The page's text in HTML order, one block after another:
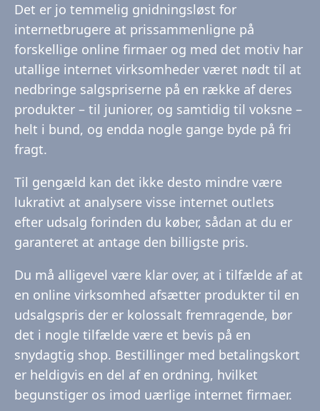
Det er jo temmelig gnidningsløst for
internetbrugere at prissammenligne på
forskellige online firmaer og med det motiv har
utallige internet virksomheder været nødt til at
nedbringe salgspriserne på en række af deres
produkter – til juniorer, og samtidig til voksne –
helt i bund, og endda nogle gange byde på fri
fragt.
Til gengæld kan det ikke desto mindre være
lukrativt at analysere visse internet outlets
efter udsalg forinden du køber, sådan at du er
garanteret at antage den billigste pris.
Du må alligevel være klar over, at i tilfælde af at
en online virksomhed afsætter produkter til en
udsalgspris der er kolossalt fremragende, bør
det i nogle tilfælde være et bevis på en
snydagtig shop. Bestillinger med betalingskort
er heldigvis en del af en ordning, hvilket
begunstiger os imod uærlige internet firmaer.